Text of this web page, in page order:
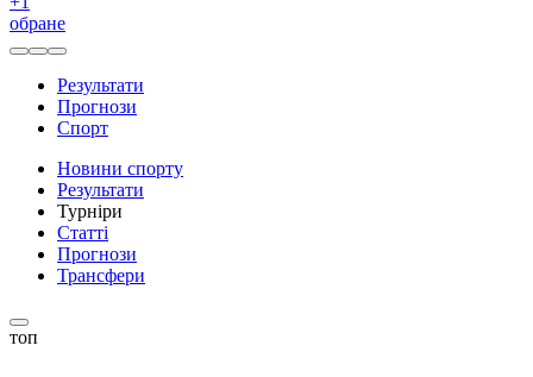
обране
Результати
Прогнози
Спорт
Новини спорту
Результати
Турніри
Статті
Прогнози
Трансфери
топ